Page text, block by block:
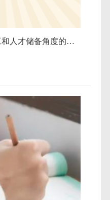
职业技能评价在企业用工和人才储备角度的意义和重要性